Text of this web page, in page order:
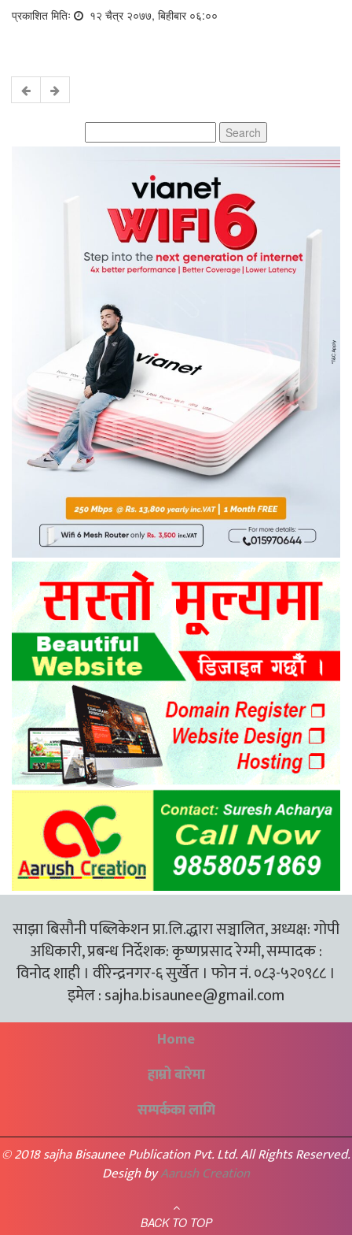
प्रकाशित मितिः १२ चैत्र २०७७, बिहीबार ०६:००
for:
साझा बिसौनी पब्लिकेशन प्रा.लि.द्धारा सञ्चालित, अध्यक्ष: गोपी
अधिकारी, प्रबन्ध निर्देशक: कृष्णप्रसाद रेग्मी, सम्पादक :
विनोद शाही । वीरेन्द्रनगर-६ सुर्खेत । फोन नं. ०८३-५२०९८८ ।
इमेल :sajha.bisaunee@gmail.com
Home
हाम्रो बारेमा
सम्पर्कका लागि
© 2018 sajha Bisaunee Publication Pvt. Ltd. All Rights Reserved.
Desigh byAarush Creation
BACK TO TOP